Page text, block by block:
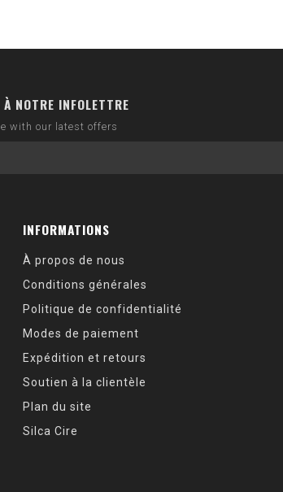
NOTRE INFOLETTRE
with our latest offers
INFORMATIONS
À propos de nous
Conditions générales
Politique de confidentialité
Modes de paiement
Expédition et retours
Soutien à la clientèle
Plan du site
Silca Cire